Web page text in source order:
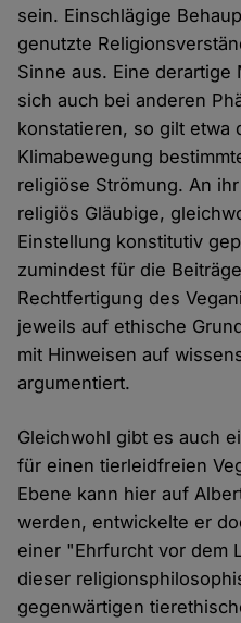
sein. Einschlägige
genutzte
Sinne aus. Eine
sich auch bei anderen
konstatieren, so gilt etwa
Klimabewegung
religiöse Strömung. An
religiös Gläubige,
Einstellung konstitutiv
zumindest für die
Rechtfertigung des
jeweils auf ethische
mit Hinweisen auf
argumentiert.
Gleichwohl gibt es auch
für einen tierleidfreien
Ebene kann hier auf
werden, entwickelte er
einer "Ehrfurcht vor dem
dieser
gegenwärtigen